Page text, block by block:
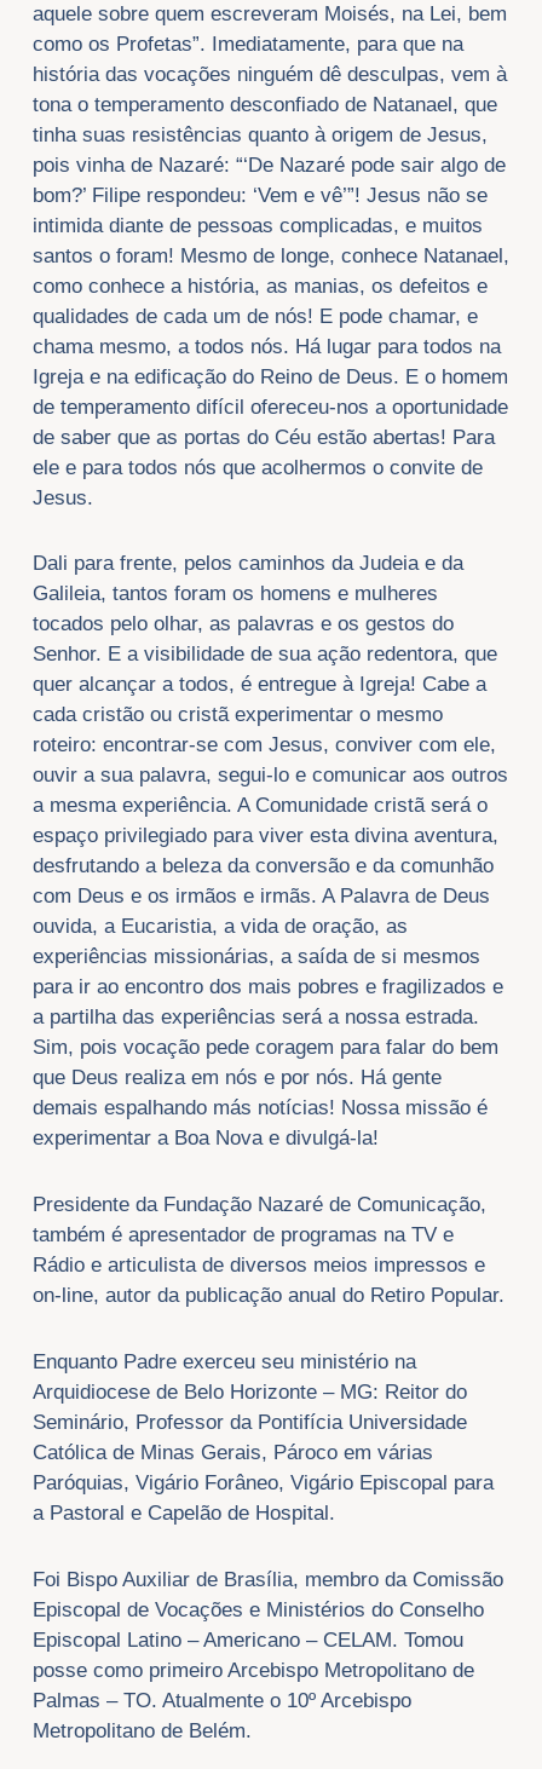
aquele sobre quem escreveram Moisés, na Lei, bem
como os Profetas”. Imediatamente, para que na
história das vocações ninguém dê desculpas, vem à
tona o temperamento desconfiado de Natanael, que
tinha suas resistências quanto à origem de Jesus,
pois vinha de Nazaré: “‘De Nazaré pode sair algo de
bom?’ Filipe respondeu: ‘Vem e vê’”! Jesus não se
intimida diante de pessoas complicadas, e muitos
santos o foram! Mesmo de longe, conhece Natanael,
como conhece a história, as manias, os defeitos e
qualidades de cada um de nós! E pode chamar, e
chama mesmo, a todos nós. Há lugar para todos na
Igreja e na edificação do Reino de Deus. E o homem
de temperamento difícil ofereceu-nos a oportunidade
de saber que as portas do Céu estão abertas! Para
ele e para todos nós que acolhermos o convite de
Jesus.
Dali para frente, pelos caminhos da Judeia e da
Galileia, tantos foram os homens e mulheres
tocados pelo olhar, as palavras e os gestos do
Senhor. E a visibilidade de sua ação redentora, que
quer alcançar a todos, é entregue à Igreja! Cabe a
cada cristão ou cristã experimentar o mesmo
roteiro: encontrar-se com Jesus, conviver com ele,
ouvir a sua palavra, segui-lo e comunicar aos outros
a mesma experiência. A Comunidade cristã será o
espaço privilegiado para viver esta divina aventura,
desfrutando a beleza da conversão e da comunhão
com Deus e os irmãos e irmãs. A Palavra de Deus
ouvida, a Eucaristia, a vida de oração, as
experiências missionárias, a saída de si mesmos
para ir ao encontro dos mais pobres e fragilizados e
a partilha das experiências será a nossa estrada.
Sim, pois vocação pede coragem para falar do bem
que Deus realiza em nós e por nós. Há gente
demais espalhando más notícias! Nossa missão é
experimentar a Boa Nova e divulgá-la!​
Presidente da Fundação Nazaré de Comunicação,
também é apresentador de programas na TV e
Rádio e articulista de diversos meios impressos e
on-line, autor da publicação anual do Retiro Popular.
Enquanto Padre exerceu seu ministério na
Arquidiocese de Belo Horizonte – MG: Reitor do
Seminário, Professor da Pontifícia Universidade
Católica de Minas Gerais, Pároco em várias
Paróquias, Vigário Forâneo, Vigário Episcopal para
a Pastoral e Capelão de Hospital.
Foi Bispo Auxiliar de Brasília, membro da Comissão
Episcopal de Vocações e Ministérios do Conselho
Episcopal Latino – Americano – CELAM. Tomou
posse como primeiro Arcebispo Metropolitano de
Palmas – TO. Atualmente o 10º Arcebispo
Metropolitano de Belém.